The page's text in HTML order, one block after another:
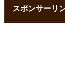
c i
スポンサーリ